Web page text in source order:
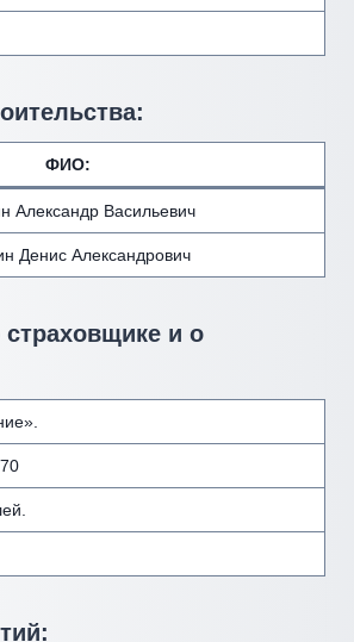
ФИО:
Александр Васильевич
Денис Александрович
страховщике и о